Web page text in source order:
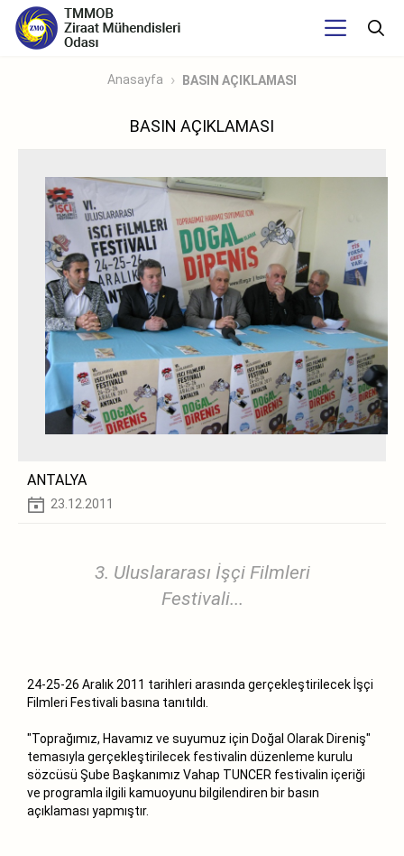
Anasayfa BASIN AÇIKLAMASI
BASIN AÇIKLAMASI
ANTALYA
23.12.2011
3. Uluslararası İşçi Filmleri
Festivali...
24-25-26 Aralık 2011 tarihleri arasında gerçekleştirilecek İşçi
Filmleri Festivali basına tanıtıldı.
"Toprağımız, Havamız ve suyumuz için Doğal Olarak Direniş"
temasıyla gerçekleştirilecek festivalin düzenleme kurulu
sözcüsü Şube Başkanımız Vahap TUNCER festivalin içeriği
ve programla ilgili kamuoyunu bilgilendiren bir basın
açıklaması yapmıştır.